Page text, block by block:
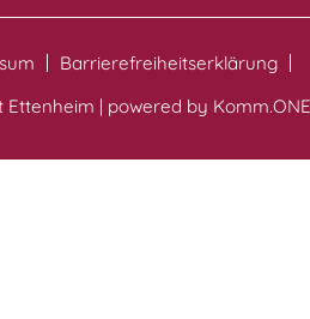
Barrierefreiheitserklärung
Ettenheim | powered by Komm.ONE